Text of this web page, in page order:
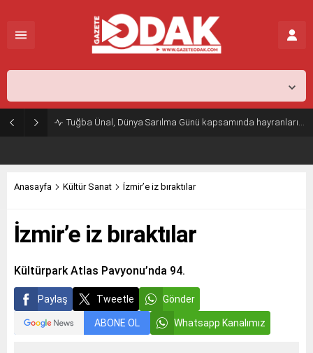
Tuğba Ünal, Dünya Sarılma Günü kapsamında hayranlarıyla buluştu
Anasayfa Kültür Sanat İzmir’e iz bıraktılar
İzmir’e iz bıraktılar
Kültürpark Atlas Pavyonu’nda 94.
Paylaş Tweetle Gönder
ABONE OL Whatsapp Kanalımız